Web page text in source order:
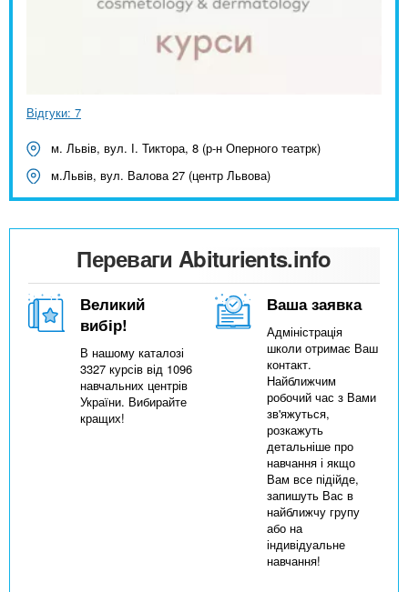
Відгуки: 7
м. Львів, вул. І. Тиктора, 8 (р-н Оперного театрк)
м.Львів, вул. Валова 27 (центр Львова)
Переваги Abiturients.info
Великий
вибір!
В нашому каталозі
3327 курсів від 1096
навчальних центрів
України. Вибирайте
кращих!
Ваша заявка
Адміністрація
школи отримає Ваш
контакт.
Найближчим
робочий час з Вами
зв'яжуться,
розкажуть
детальніше про
навчання і якщо
Вам все підійде,
запишуть Вас в
найближчу групу
або на
індивідуальне
навчання!